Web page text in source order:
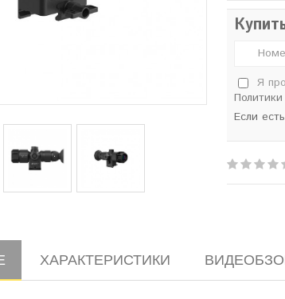
Я
Если
ХАРАКТЕРИСТИКИ